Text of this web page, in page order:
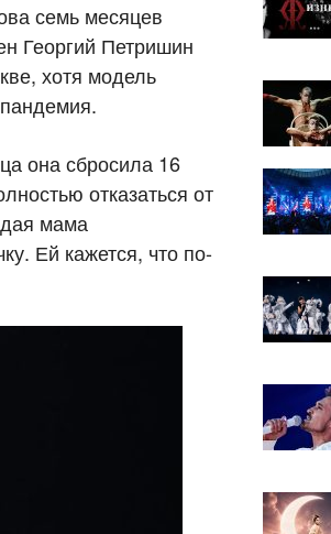
семь месяцев
Георгий Петришин
хотя модель
она сбросила 16
отказаться от
мама
Ей кажется, что по-